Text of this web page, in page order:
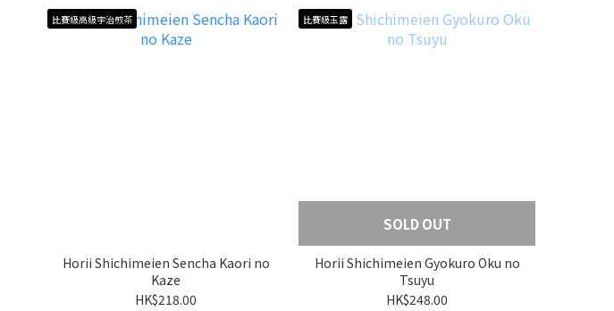
比賽級高級宇治煎茶
Horii Shichimeien Sencha Kaori no
Kaze
HK$218.00
比賽級玉露
SOLD OUT
Horii Shichimeien Gyokuro Oku no
Tsuyu
HK$248.00